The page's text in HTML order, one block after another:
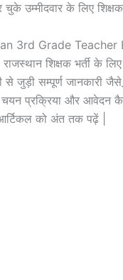
चुके उम्मीदवार के लिए
3rd Grade Teacher
शिक्षक भर्ती के
से जुड़ी सम्पूर्ण जानकारी
प्रक्रिया और आवेदन
को अंत तक पढ़ें |